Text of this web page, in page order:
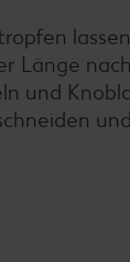
Länge
und